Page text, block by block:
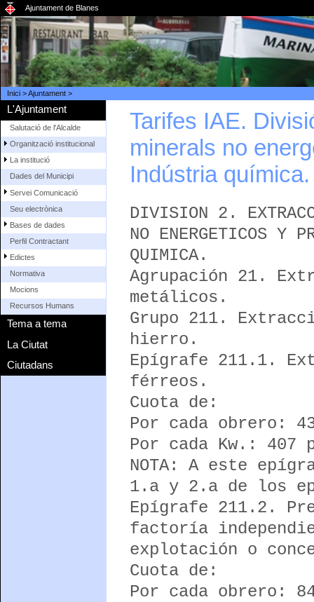
Ajuntament de Blanes
Inici>Ajuntament>
L'Ajuntament
Salutació de l'Alcalde
Organització institucional
La institució
Dades del Municipi
Servei Comunicació
Seu electrònica
Bases de dades
Perfil Contractant
Edictes
Normativa
Mocions
Recursos Humans
Tema a tema
La Ciutat
Ciutadans
Tarifes IAE.
minerals no
Indústria química.
DIVISION 2.
NO ENERGETICOS Y
QUIMICA.
Agrupación 21.
metálicos.
Grupo 211.
hierro.
Epígrafe 211.1.
férreos.
Cuota de:
Por cada obrero:
Por cada Kw.: 407
NOTA: A este
1.a y 2.a de los
Epígrafe 211.2.
factoría
explotación o
Cuota de:
Por cada obrero: